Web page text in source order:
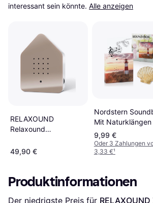
interessant sein könnte. Alle anzeigen
RELAXOUND
Relaxound
11 x 3.5 x 14.5 cm
49,90 €
Nordstern
Mit Naturklängen
Vogelgesang
9,99 €
Oder 3 Zahlungen
3,33 €¹
Produktinformationen
Der niedrigste Preis für